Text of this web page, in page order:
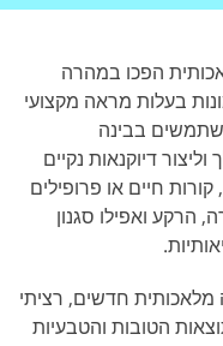
הפכו במהרה
בעלות מראה מקצועי
בבינה
דיוקנאות נקיים
קורות חיים או פרופילים
הרקע ואפילו סגנון
מלאכותית חדשים, רציתי
הטובות והטבעיות